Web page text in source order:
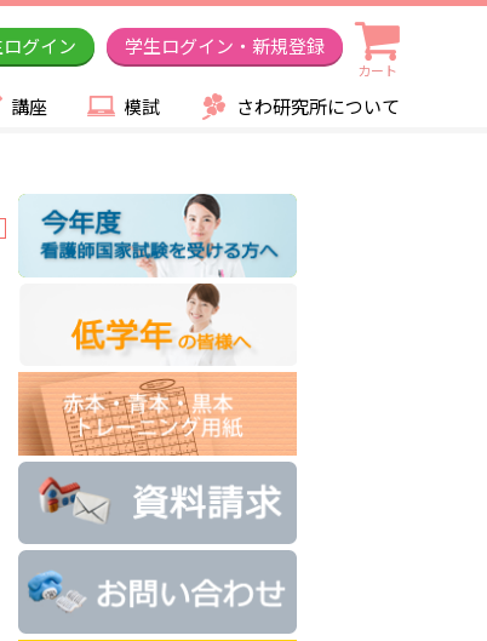
グイン 学生ログイン・新規登録
カート
講座 模試 さわ研究所について